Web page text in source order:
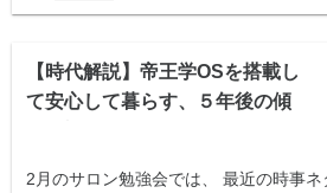
【時代解説】帝王学OSを搭載し
て安心して暮らす、５年後の傾
2月のサロン勉強会では、 最近の時事